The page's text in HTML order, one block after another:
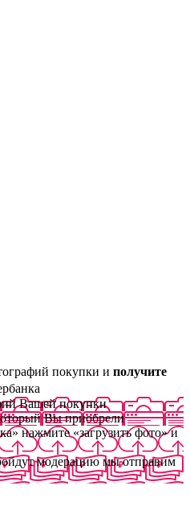
покупки и получите
Вашей покупки
Вы приобрели
нажмите «загрузить фото» и
модерацию мы отправим